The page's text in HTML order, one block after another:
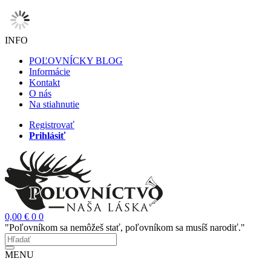
INFO
POĽOVNÍCKY BLOG
Informácie
Kontakt
O nás
Na stiahnutie
Registrovať
Prihlásiť
0,00 € 0 0
"Poľovníkom sa nemôžeš stať, poľovníkom sa musíš narodiť."
MENU